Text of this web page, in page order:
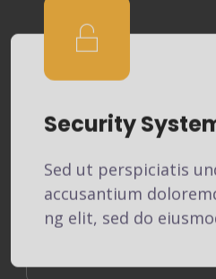
Security System
accusantium
ng elit, sed do